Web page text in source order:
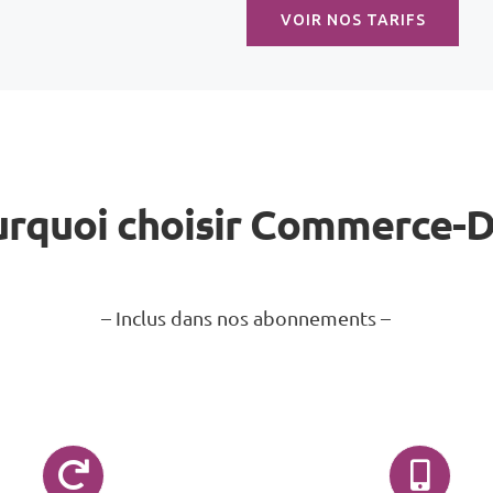
VOIR NOS TARIFS
choisir Commerce-
– Inclus dans nos abonnements –